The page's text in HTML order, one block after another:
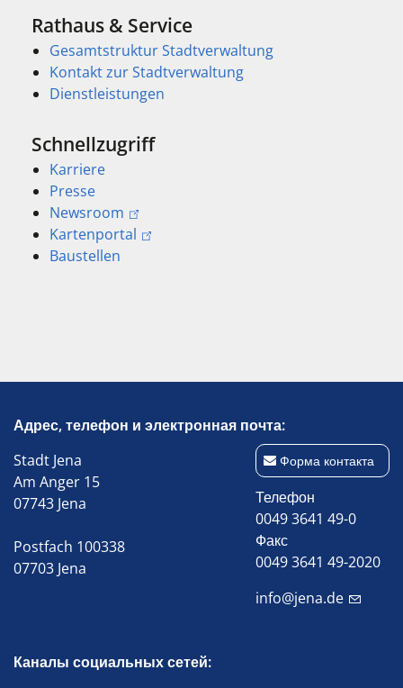
Rathaus & Service
Gesamtstruktur Stadtverwaltung
Kontakt zur Stadtverwaltung
Dienstleistungen
Schnellzugriff
Karriere
Presse
Newsroom
Kartenportal
Baustellen
Адрес, телефон и электронная почта:
Stadt Jena
Am Anger 15
07743 Jena
Postfach 100338
07703 Jena
Форма контакта
Телефон
0049 3641 49-0
Факс
0049 3641 49-2020
info@jena.de
Каналы социальных сетей: